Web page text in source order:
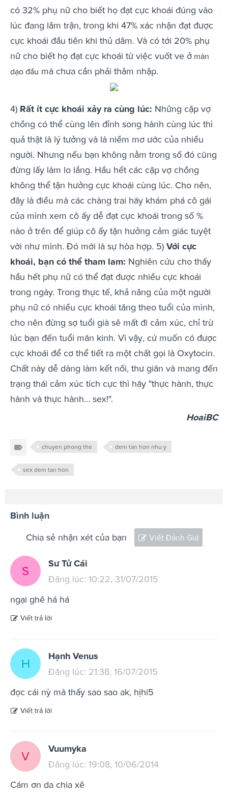
có 32% phụ nữ cho biết họ đạt cực khoái đúng vào
lúc đang lâm trận, trong khi 47% xác nhận đạt được
cực khoái đầu tiên khi thủ dâm. Và có tới 20% phụ
nữ cho biết họ đạt cực khoái từ việc vuốt ve ở màn
dạo đầu mà chưa cần phải thâm nhập.
4) Rất ít cực khoái xảy ra cùng lúc: Những cặp vợ
chồng có thể cùng lên đỉnh song hành cùng lúc thì
quả thật là lý tưởng và là niềm mơ ước của nhiều
người. Nhưng nếu bạn không nằm trong số đó cũng
đừng lấy làm lo lắng. Hầu hết các cặp vợ chồng
không thể tận hưởng cực khoái cùng lúc. Cho nên,
đây là điều mà các chàng trai hãy khám phá cô gái
của mình xem cô ấy dễ đạt cực khoái trong số %
nào ở trên để giúp cô ấy tận hưởng cảm giác tuyệt
vời như mình. Đó mới là sự hòa hợp. 5) Với cực
khoái, bạn có thể tham lam: Nghiên cứu cho thấy
hầu hết phụ nữ có thể đạt được nhiều cực khoái
trong ngày. Trong thực tế, khả năng của một người
phụ nữ có nhiều cực khoái tăng theo tuổi của mình,
cho nên đừng sợ tuổi già sẽ mất đi cảm xúc, chỉ trừ
lúc bạn đến tuổi mãn kinh. Vì vậy, cứ muốn có được
cực khoái để cơ thể tiết ra một chất gọi là Oxytocin.
Chất này dễ dàng làm kết nối, thư giãn và mang đến
trạng thái cảm xúc tích cực thì hãy "thực hành, thực
hành và thực hành… sex!".
HoaiBC
chuyen phong the dem tan hon nhu y
sex dem tan hon
Bình luận
Chia sẻ nhận xét của bạn Viết Đánh Giá
S
Sư Tử Cái
Đăng lúc: 10:22, 31/07/2015
ngại ghê há há
Viết trả lời
H
Hạnh Venus
Đăng lúc: 21:38, 16/07/2015
đọc cái nỳ mà thấy sao sao ak, hịhi5
Viết trả lời
V
Vuumyka
Đăng lúc: 19:08, 10/06/2014
Cám ơn da chia xẽ